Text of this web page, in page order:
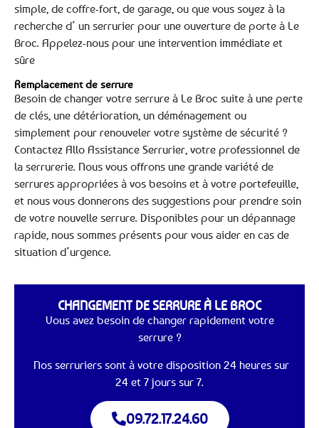
simple, de coffre-fort, de garage, ou que vous soyez à la
recherche d’ un serrurier pour une ouverture de porte à Le
Broc. Appelez-nous pour une intervention immédiate et
sûre
Remplacement de serrure
Besoin de changer votre serrure à Le Broc suite à une perte
de clés, une détérioration, un déménagement ou
simplement pour renouveler votre système de sécurité ?
Contactez Allo Assistance Serrurier, votre professionnel de
la serrurerie. Nous vous offrons une grande variété de
serrures appropriées à vos besoins et à votre portefeuille,
et nous vous donnerons des suggestions pour prendre soin
de votre nouvelle serrure. Disponibles pour un dépannage
rapide, nous sommes présents pour vous aider en cas de
situation d’urgence.
CHANGEMENT DE SERRURE À LE BROC
Vous avez besoin de changer rapidement votre
serrure ?
Nos serruriers sont à votre disposition 24 heures sur
24 et 7 jours sur 7.
09.72.17.24.60